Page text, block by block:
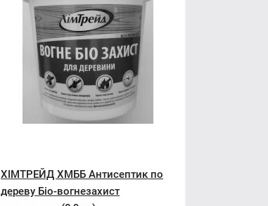
ХІМТРЕЙД ХМББ Антисептик по
дереву Біо-вогнезахист